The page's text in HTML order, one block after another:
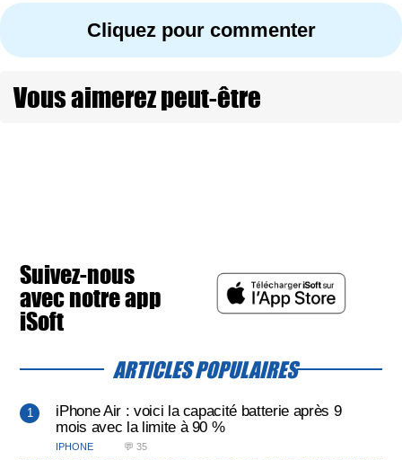
Cliquez pour commenter
Vous aimerez peut-être
Suivez-nous
avec notre app
iSoft
ARTICLES POPULAIRES
iPhone Air : voici la capacité batterie après 9
mois avec la limite à 90 %
IPHONE 💬 35